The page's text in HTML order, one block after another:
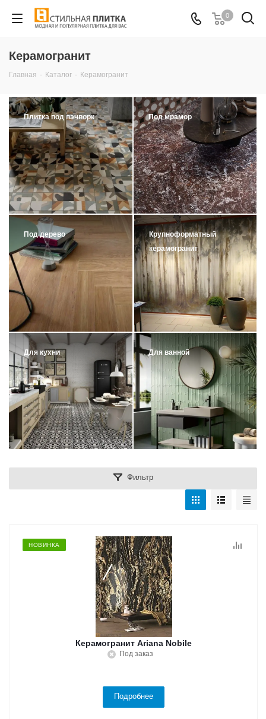
0
Керамогранит
Главная - Каталог - Керамогранит
Плитка под пэчворк Под мрамор
Под дерево
Крупноформатный
керамогранит
Для кухни Для ванной
Фильтр
НОВИНКА
Керамогранит Ariana Nobile
Под заказ
Подробнее